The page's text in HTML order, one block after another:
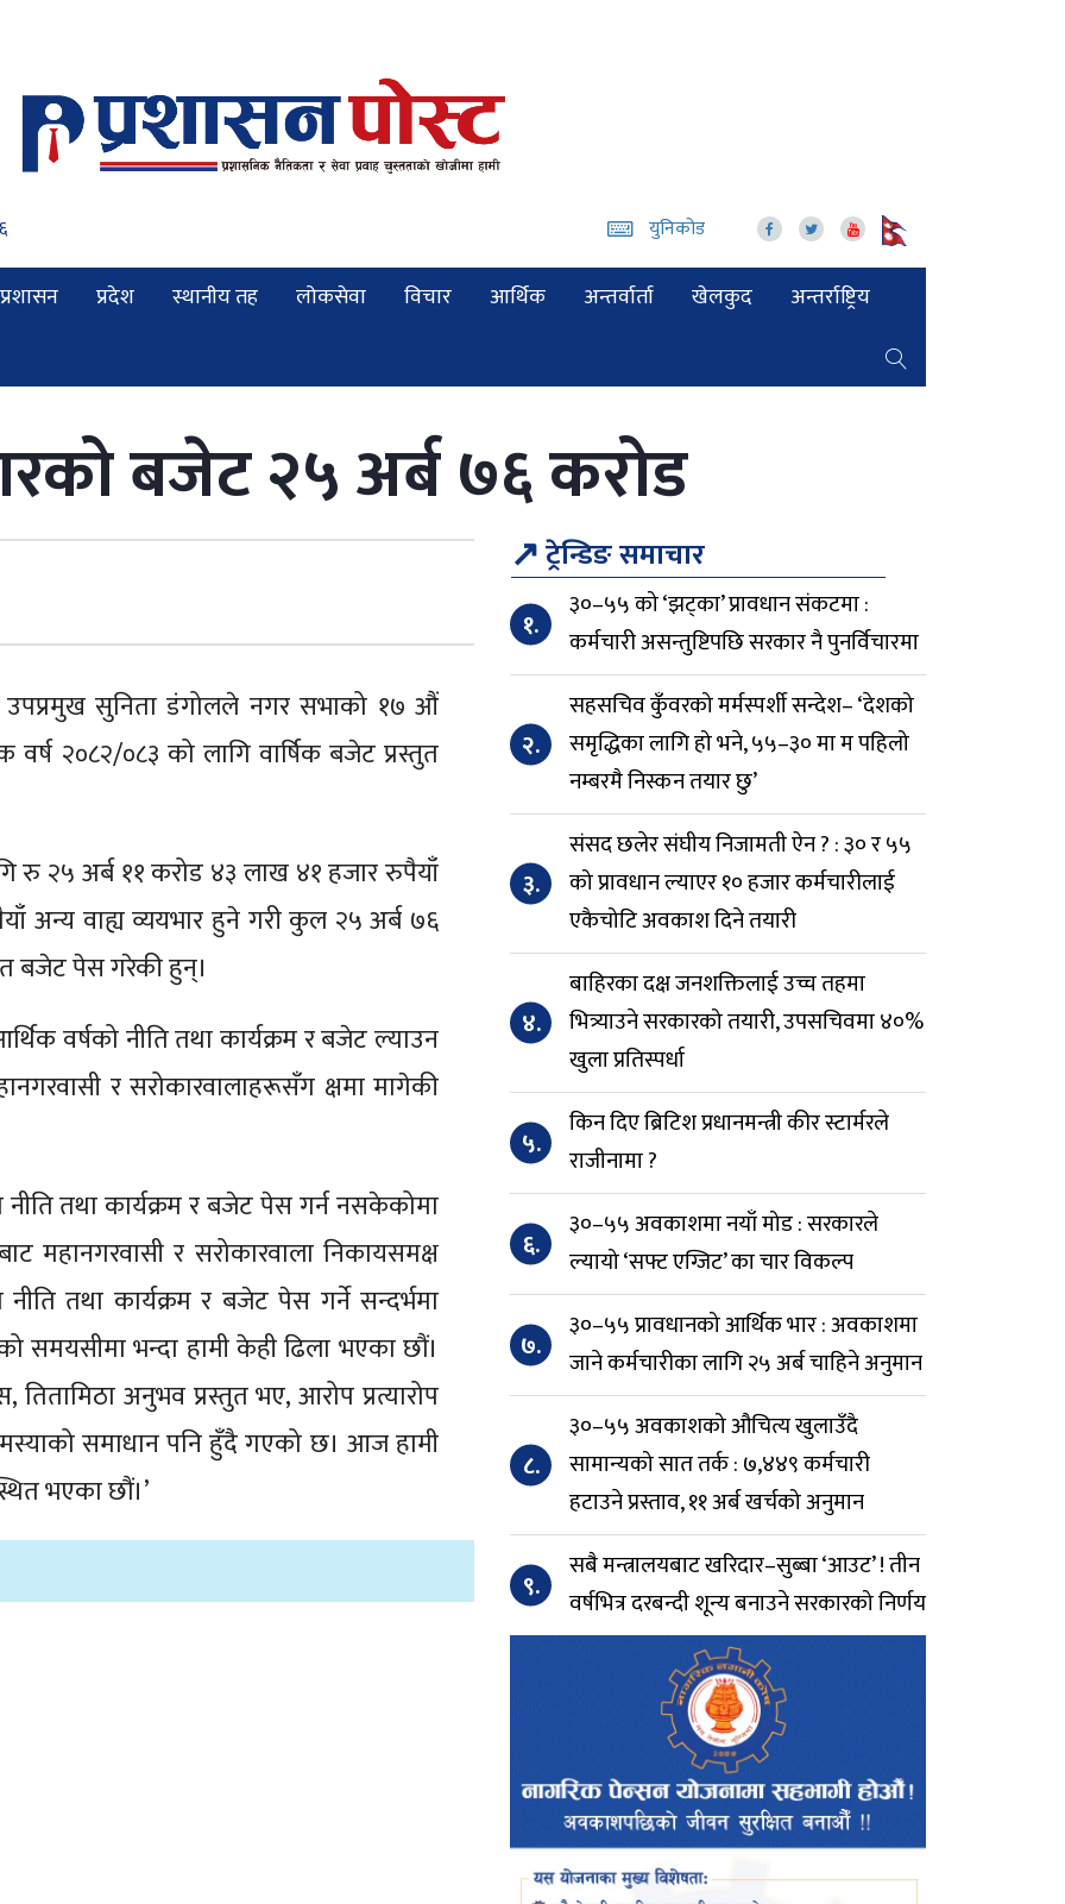
युनिकोड
प्रदेश स्थानीय तह लोकसेवा विचार आर्थिक अन्तर्वार्ता खेलकुद अन्तर्राष्ट्रिय
बजेट २५ अर्ब ७६ करोड
उपप्रमुख सुनिता डंगोलले नगर सभाको १७ औं
२०८२/०८३ को लागि वार्षिक बजेट प्रस्तुत
रु २५ अर्ब ११ करोड ४३ लाख ४१ हजार रुपैयाँ
अन्य वाह्य व्ययभार हुने गरी कुल २५ अर्ब ७६
बजेट पेस गरेकी हुन्।
वर्षको नीति तथा कार्यक्रम र बजेट ल्याउन
र सरोकारवालाहरूसँग क्षमा मागेकी
तथा कार्यक्रम र बजेट पेस गर्न नसकेकोमा
महानगरवासी र सरोकारवाला निकायसमक्ष
तथा कार्यक्रम र बजेट पेस गर्ने सन्दर्भमा
समयसीमा भन्दा हामी केही ढिला भएका छौं।
अनुभव प्रस्तुत भए, आरोप प्रत्यारोप
समाधान पनि हुँदै गएको छ। आज हामी
भएका छौं।’
↗ट्रेन्डिङ समाचार
१.
३०–५५ को ‘झट्का’ प्रावधान संकटमा :
कर्मचारी असन्तुष्टिपछि सरकार नै पुनर्विचारमा
२.
सहसचिव कुँवरको मर्मस्पर्शी सन्देश– ‘देशको
समृद्धिका लागि हो भने, ५५–३० मा म पहिलो
नम्बरमै निस्कन तयार छु’
३.
संसद छलेर संघीय निजामती ऐन ? : ३० र ५५
को प्रावधान ल्याएर १० हजार कर्मचारीलाई
एकैचोटि अवकाश दिने तयारी
४.
बाहिरका दक्ष जनशक्तिलाई उच्च तहमा
भित्र्याउने सरकारको तयारी, उपसचिवमा ४०%
खुला प्रतिस्पर्धा
५.
किन दिए ब्रिटिश प्रधानमन्त्री कीर स्टार्मरले
राजीनामा ?
६.
३०–५५ अवकाशमा नयाँ मोड : सरकारले
ल्यायो ‘सफ्ट एग्जिट’ का चार विकल्प
७.
३०–५५ प्रावधानको आर्थिक भार : अवकाशमा
जाने कर्मचारीका लागि २५ अर्ब चाहिने अनुमान
८.
३०–५५ अवकाशको औचित्य खुलाउँदै
सामान्यको सात तर्क : ७,४४९ कर्मचारी
हटाउने प्रस्ताव, ११ अर्ब खर्चको अनुमान
९.
सबै मन्त्रालयबाट खरिदार–सुब्बा ‘आउट’ ! तीन
वर्षभित्र दरबन्दी शून्य बनाउने सरकारको निर्णय